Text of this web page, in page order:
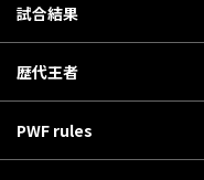
PWF rules
歴代王者
試合結果